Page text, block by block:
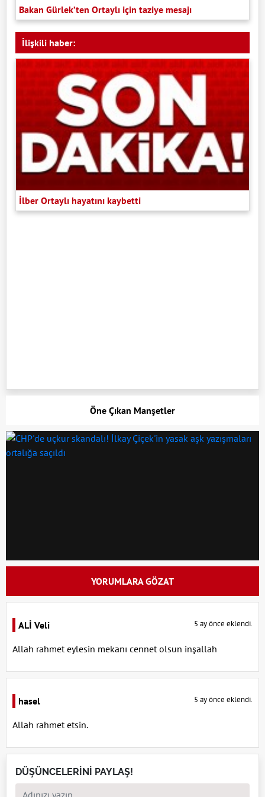
Bakan Gürlek’ten Ortaylı için taziye mesajı
İlişkili haber:
İlber Ortaylı hayatını kaybetti
Öne Çıkan Manşetler
YORUMLARA GÖZAT
ALİ Veli 5 ay önce eklendi.
Allah rahmet eylesin mekanı cennet olsun inşallah
hasel 5 ay önce eklendi.
Allah rahmet etsin.
DÜŞÜNCELERİNİ PAYLAŞ!